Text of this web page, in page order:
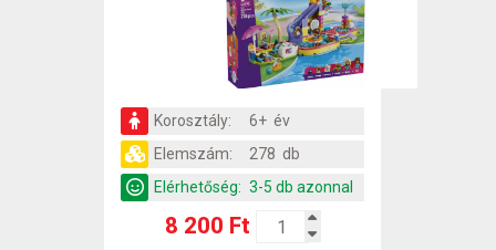
Korosztály:
6+ év
Elemszám:
278 db
Elérhetőség: 3-5 db azonnal
8 200 Ft